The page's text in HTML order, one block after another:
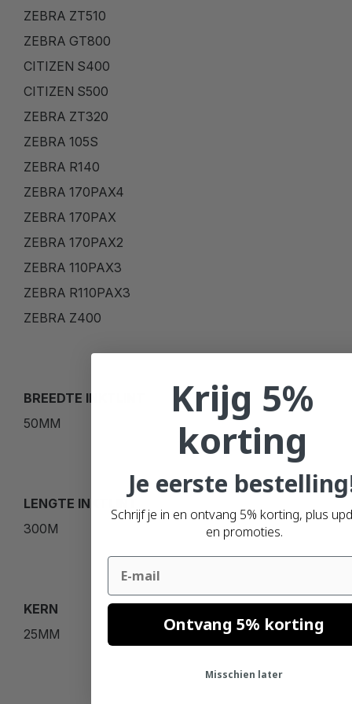
ZEBRA ZT510
ZEBRA GT800
CITIZEN S400
CITIZEN S500
ZEBRA ZT320
ZEBRA 105S
ZEBRA R140
ZEBRA 170PAX4
ZEBRA 170PAX
ZEBRA 170PAX2
ZEBRA 110PAX3
ZEBRA R110PAX3
ZEBRA Z400
BREEDTE INKTLINT
50MM
LENGTE INKTLINT
300M
KERN
25MM
Krijg 5%
korting
Je eerste
Schrijf je in en ontvang 5% korting, plus
en promoties.
Email
Ontvang 5% korting
Misschien later